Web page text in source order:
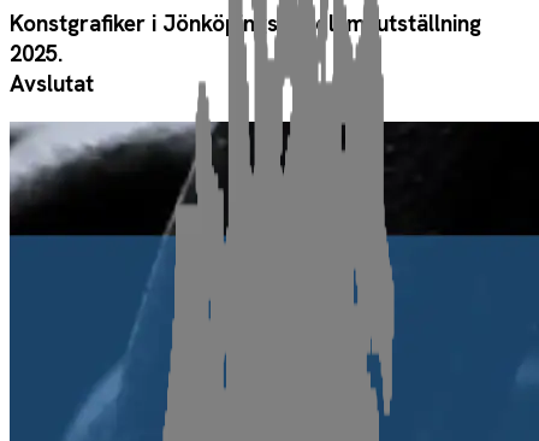
Konstgrafiker i Jönköpings medlemsutställning
2025.
Avslutat